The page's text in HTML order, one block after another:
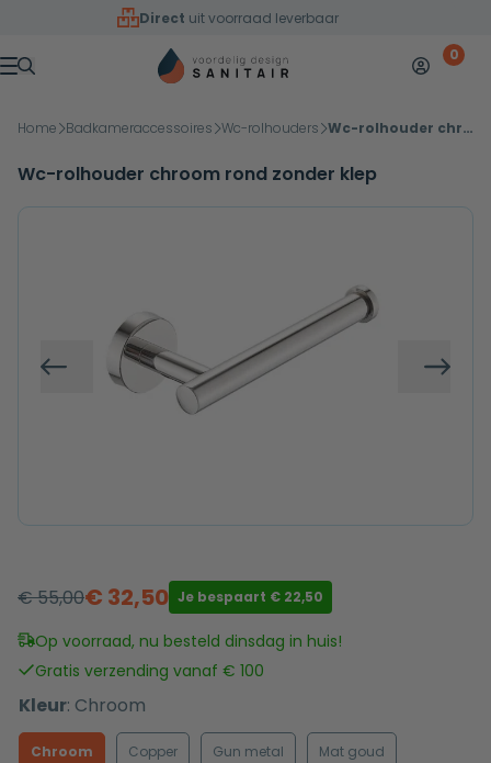
Overslaan naar inhoud
Direct uit voorraad leverbaar
Menu
Mijn 0
Home Badkameraccessoires Wc-rolhouders Wc-rolhouder chroom rond zonder klep
Wc-rolhouder chroom rond zonder klep
Vorige
€55,00
Oorspronkelijke
prijs
was:
€ 55,00.
€ 32,50
Huidige
prijs
is:
€ 32,50.
Je bespaart € 22,50
Op voorraad, nu besteld dinsdag in huis!
Gratis verzending vanaf € 100
Kleur: Chroom
Chroom Copper Gun metal Mat goud